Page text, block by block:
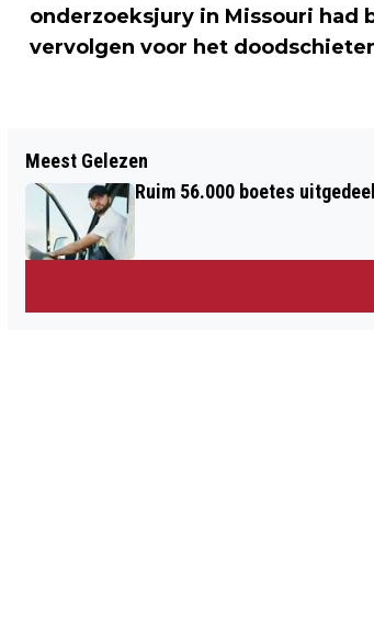
onderzoeksjury in Missouri had
vervolgen voor het
NIEUW VACCIN TEGEN OUDE EN
GRIEPVIRUSSEN IN DE MAAK
Meest Gelezen
Ruim 56.000 boetes